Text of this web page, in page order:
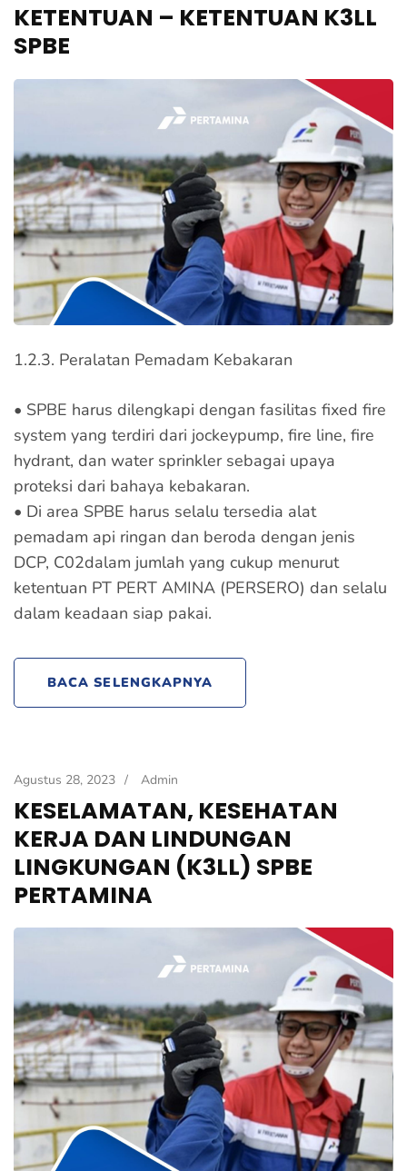
KETENTUAN – KETENTUAN K3LL
SPBE
1.2.3. Peralatan Pemadam Kebakaran
• SPBE harus dilengkapi dengan fasilitas fixed fire
system yang terdiri dari jockeypump, fire line, fire
hydrant, dan water sprinkler sebagai upaya
proteksi dari bahaya kebakaran.
• Di area SPBE harus selalu tersedia alat
pemadam api ringan dan beroda dengan jenis
DCP, C02dalam jumlah yang cukup menurut
ketentuan PT PERT AMINA (PERSERO) dan selalu
dalam keadaan siap pakai.
BACA SELENGKAPNYA
Agustus 28, 2023 / Admin
KESELAMATAN, KESEHATAN
KERJA DAN LINDUNGAN
LINGKUNGAN (K3LL) SPBE
PERTAMINA